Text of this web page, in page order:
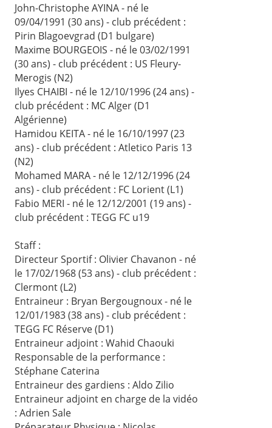
John-Christophe AYINA - né le
09/04/1991 (30 ans) - club précédent :
Pirin Blagoevgrad (D1 bulgare)
Maxime BOURGEOIS - né le 03/02/1991
(30 ans) - club précédent : US Fleury-
Merogis (N2)
Ilyes CHAIBI - né le 12/10/1996 (24 ans) -
club précédent : MC Alger (D1
Algérienne)
Hamidou KEITA - né le 16/10/1997 (23
ans) - club précédent : Atletico Paris 13
(N2)
Mohamed MARA - né le 12/12/1996 (24
ans) - club précédent : FC Lorient (L1)
Fabio MERI - né le 12/12/2001 (19 ans) -
club précédent : TEGG FC u19
Staff :
Directeur Sportif : Olivier Chavanon - né
le 17/02/1968 (53 ans) - club précédent :
Clermont (L2)
Entraineur : Bryan Bergougnoux - né le
12/01/1983 (38 ans) - club précédent :
TEGG FC Réserve (D1)
Entraineur adjoint : Wahid Chaouki
Responsable de la performance :
Stéphane Caterina
Entraineur des gardiens : Aldo Zilio
Entraineur adjoint en charge de la vidéo
: Adrien Sale